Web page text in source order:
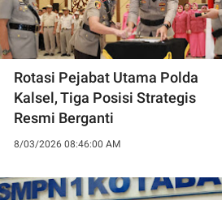
Rotasi Pejabat Utama Polda
Kalsel, Tiga Posisi Strategis
Resmi Berganti
8/03/2026 08:46:00 AM